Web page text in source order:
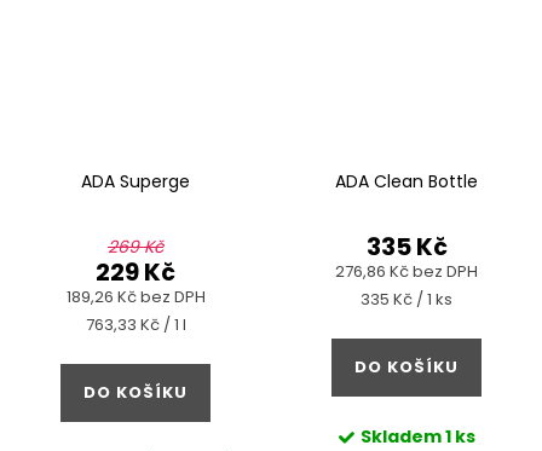
ADA Superge
269 Kč
189,26 Kč bez DPH
229 Kč
Měrná
763,33 Kč / 1 l
DO KOŠÍKU
ADA Clean Bottle
276,86 Kč bez DPH
335 Kč
Měrná
335 Kč / 1 ks
DO KOŠÍKU
Skladem1 ks